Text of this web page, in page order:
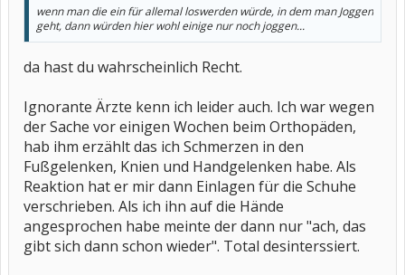
wenn man die ein für allemal loswerden würde, in dem man Joggen
geht, dann würden hier wohl einige nur noch joggen...
da hast du wahrscheinlich Recht.
Ignorante Ärzte kenn ich leider auch. Ich war wegen
der Sache vor einigen Wochen beim Orthopäden,
hab ihm erzählt das ich Schmerzen in den
Fußgelenken, Knien und Handgelenken habe. Als
Reaktion hat er mir dann Einlagen für die Schuhe
verschrieben. Als ich ihn auf die Hände
angesprochen habe meinte der dann nur "ach, das
gibt sich dann schon wieder". Total desinterssiert.